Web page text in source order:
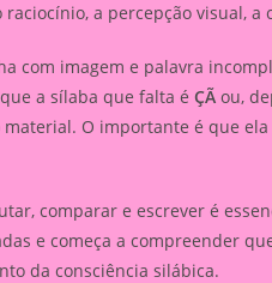
a percepção visual,
com imagem e palavra
a sílaba que falta é ÇÃ ou,
O importante é que
comparar e escrever é
e começa a compreender
da consciência silábica.